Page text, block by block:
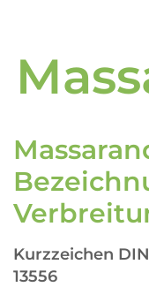
Kurzzeichen
13556